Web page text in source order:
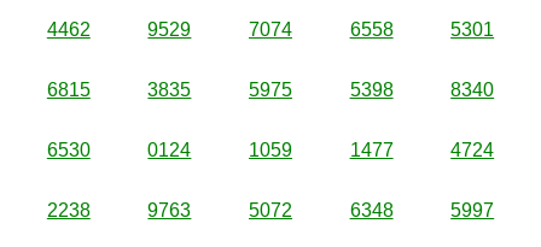
4462 9529 7074 6558 5301
6815 3835 5975 5398 8340
6530 0124 1059 1477 4724
2238 9763 5072 6348 5997